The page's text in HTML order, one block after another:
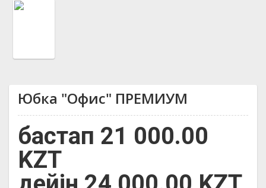
Юбка "Офис" ПРЕМИУМ
бастап 21 000.00
KZT